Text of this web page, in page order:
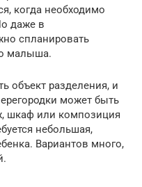
когда необходимо
даже в
спланировать
малыша.
объект разделения, и
может быть
шкаф или композиция
небольшая,
Вариантов много,